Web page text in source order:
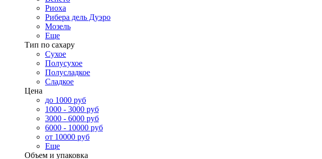
Риоха
Рибера дель Дуэро
Мозель
Еще
Тип по сахару
Сухое
Полусухое
Полусладкое
Сладкое
Цена
до 1000 руб
1000 - 3000 руб
3000 - 6000 руб
6000 - 10000 руб
от 10000 руб
Еще
Объем и упаковка